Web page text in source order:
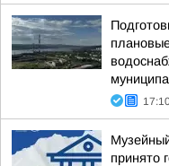
принято